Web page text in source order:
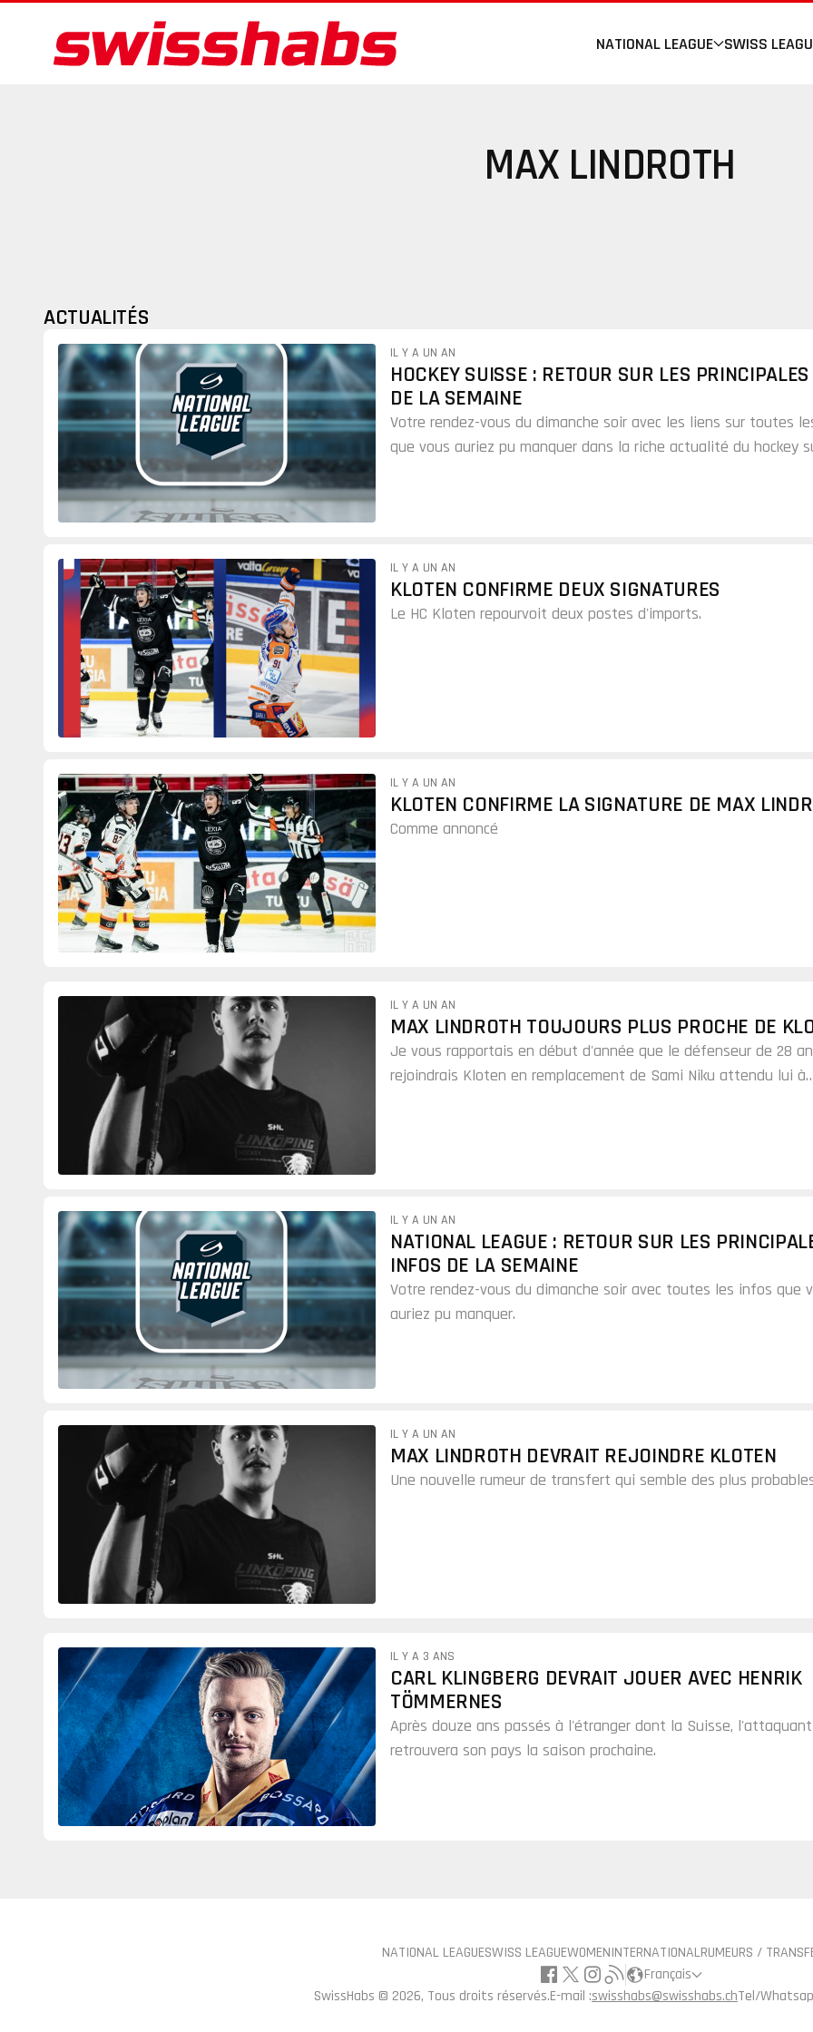
NATIONAL LEAGUE SWISS
MAX LINDROTH
ACTUALITÉS
IL Y A UN AN
HOCKEY SUISSE : RETOUR SUR LES
DE LA SEMAINE
Votre rendez-vous du dimanche soir avec les liens sur toutes
que vous auriez pu manquer dans la riche actualité du hockey
IL Y A UN AN
KLOTEN CONFIRME DEUX SIGNATURES
Le HC Kloten repourvoit deux postes d'imports.
IL Y A UN AN
KLOTEN CONFIRME LA SIGNATURE DE MAX
Comme annoncé
IL Y A UN AN
MAX LINDROTH TOUJOURS PLUS PROCHE DE
Je vous rapportais en début d'année que le défenseur de 28
rejoindrais Kloten en remplacement de Sami Niku attendu lui à
IL Y A UN AN
NATIONAL LEAGUE : RETOUR SUR LES
INFOS DE LA SEMAINE
Votre rendez-vous du dimanche soir avec toutes les infos que
auriez pu manquer.
IL Y A UN AN
MAX LINDROTH DEVRAIT REJOINDRE KLOTEN
Une nouvelle rumeur de transfert qui semble des plus
IL Y A 3 ANS
CARL KLINGBERG DEVRAIT JOUER AVEC HENRIK
TÖMMERNES
Après douze ans passés à l'étranger dont la Suisse, l'attaquant
retrouvera son pays la saison prochaine.
NATIONAL LEAGUESWISS LEAGUEWOMENINTERNATIONALRUMEURS /
Français
SwissHabs © 2026, Tous droits réservés.E-mail :swisshabs@swisshabs.chTel/